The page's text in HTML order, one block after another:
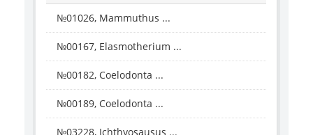
№01026, Mammuthus ...
№00167, Elasmotherium ...
№00182, Coelodonta ...
№00189, Coelodonta ...
№03228, Ichthyosausus ...